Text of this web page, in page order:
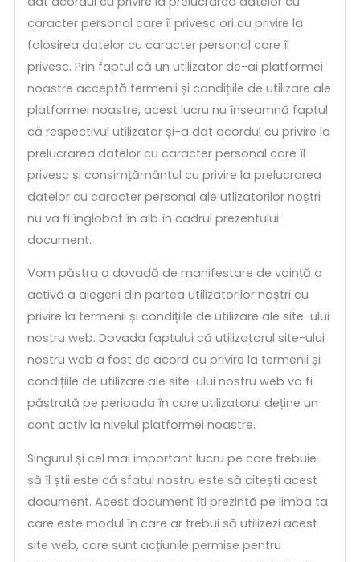
caracter personal care îl privesc ori cu privire la
folosirea datelor cu caracter personal care îl
privesc. Prin faptul că un utilizator de-ai platformei
noastre acceptă termenii și condițiile de utilizare ale
platformei noastre, acest lucru nu înseamnă faptul
că respectivul utilizator și-a dat acordul cu privire la
prelucrarea datelor cu caracter personal care îl
privesc și consimțământul cu privire la prelucrarea
datelor cu caracter personal ale utlizatorilor noștri
nu va fi înglobat în alb în cadrul prezentului
document.
Vom păstra o dovadă de manifestare de voință a
activă a alegerii din partea utilizatorilor noștri cu
privire la termenii și condițiile de utilizare ale site-ului
nostru web. Dovada faptului că utilizatorul site-ului
nostru web a fost de acord cu privire la termenii și
condițiile de utilizare ale site-ului nostru web va fi
păstrată pe perioada în care utilizatorul deține un
cont activ la nivelul platformei noastre.
Singurul și cel mai important lucru pe care trebuie
să îl știi este că sfatul nostru este să citești acest
document. Acest document îți prezintă pe limba ta
care este modul în care ar trebui să utilizezi acest
site web, care sunt acțiunile permise pentru